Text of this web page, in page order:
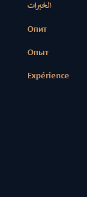
الخبرات
Опит
Опыт
Expérience